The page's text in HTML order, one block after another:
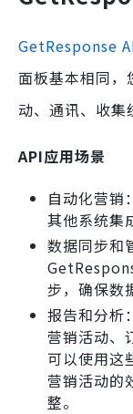
GetResponse
面板基本相同
动、通讯、收集
API应用场景
自动化营销
其他系统集
数据同步和
步，确保数
报告和分析
营销活动、
可以使用这
营销活动的
整。